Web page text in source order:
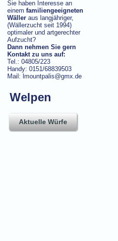
Sie haben Interesse an
einem familiengeeigneten
Wäller aus langjähriger,
(Wällerzucht seit 1994)
optimaler und artgerechter
Aufzucht?
Dann nehmen Sie gern
Kontakt zu uns auf:
Tel.: 04805/223
Handy: 0151/68839503
Mail: lmountpalis@gmx.de
Welpen
Aktuelle Würfe